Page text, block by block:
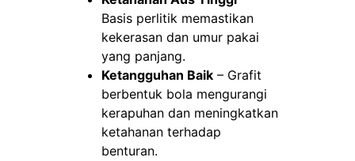
Basis perlitik memastikan
kekerasan dan umur pakai
yang panjang.
Ketangguhan Baik– Grafit
berbentuk bola mengurangi
kerapuhan dan meningkatkan
ketahanan terhadap
benturan.